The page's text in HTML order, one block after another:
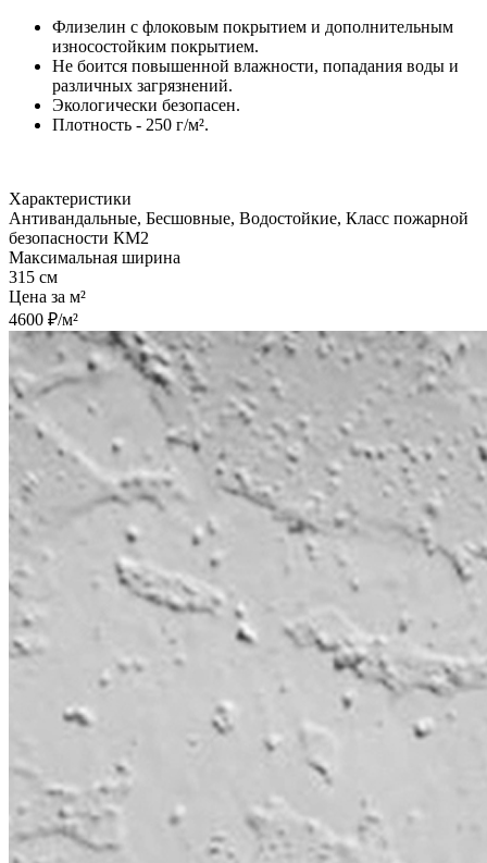
Флизелин с флоковым покрытием и дополнительным
износостойким покрытием.
Не боится повышенной влажности, попадания воды и
различных загрязнений.
Экологически безопасен.
Плотность - 250 г/м².
Характеристики
Антивандальные, Бесшовные, Водостойкие, Класс пожарной
безопасности КМ2
Максимальная ширина
315 см
Цена за м²
4600 ₽/м²